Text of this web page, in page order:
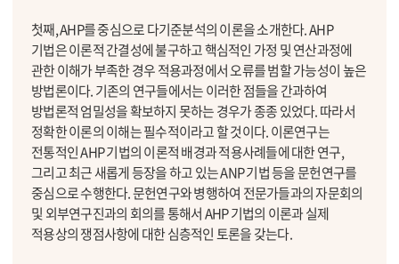
첫째, AHP를 중심으로 다기준분석의 이론을 소개한다. AHP
기법은 이론적 간결성에 불구하고 핵심적인 가정 및 연산과정에
관한 이해가 부족한 경우 적용과정에서 오류를 범할 가능성이 높은
방법론이다. 기존의 연구들에서는 이러한 점들을 간과하여
방법론적 엄밀성을 확보하지 못하는 경우가 종종 있었다. 따라서
정확한 이론의 이해는 필수적이라고 할 것이다. 이론연구는
전통적인 AHP 기법의 이론적 배경과 적용사례들에 대한 연구,
그리고 최근 새롭게 등장을 하고 있는 ANP 기법 등을 문헌연구를
중심으로 수행한다. 문헌연구와 병행하여 전문가들과의 자문회의
및 외부연구진과의 회의를 통해서 AHP 기법의 이론과 실제
적용상의 쟁점사항에 대한 심층적인 토론을 갖는다.